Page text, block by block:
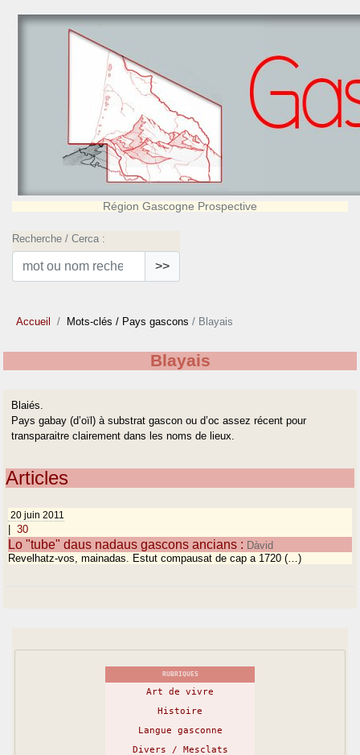
Région Gascogne Prospective
Recherche / Cerca :
>>
Accueil Mots-clés / Pays gascons / Blayais
Blayais
Blaiés.
Pays gabay (d’oïl) à substrat gascon ou d’oc assez récent pour
transparaitre clairement dans les noms de lieux.
Articles
20 juin 2011
30
Lo "tube" daus nadaus gascons ancians : Dàvid
Revelhatz-vos, mainadas. Estut compausat de cap a 1720 (…)
RUBRIQUES
Art de vivre
Histoire
Langue gasconne
Divers / Mesclats